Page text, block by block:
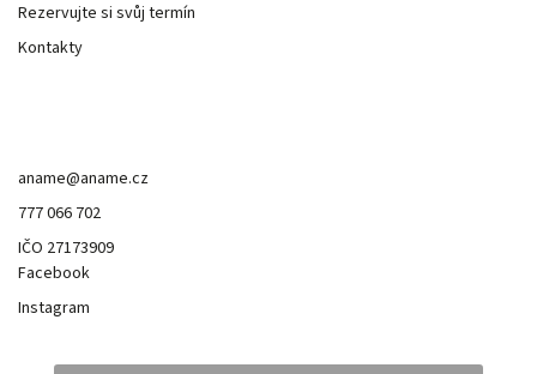
Rezervujte si svůj termín
Kontakty
aname@aname.cz
777 066 702
IČO 27173909
Facebook
Instagram